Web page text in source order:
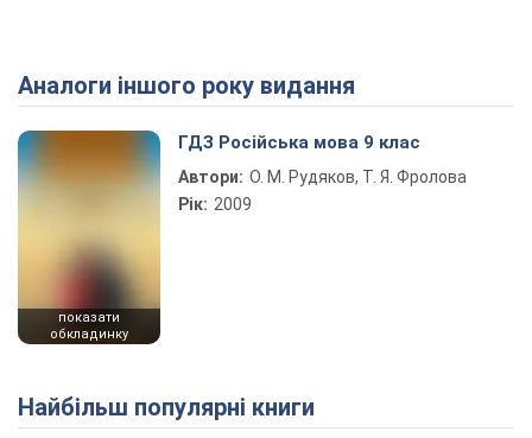
Аналоги іншого року видання
показати
обкладинку
ГДЗ Російська мова 9 клас
Автори: О. М. Рудяков, Т. Я. Фролова
Рік: 2009
Найбільш популярні книги